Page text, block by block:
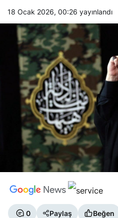
18 Ocak 2026, 00:26 yayınlandı
0 Paylaş Beğen